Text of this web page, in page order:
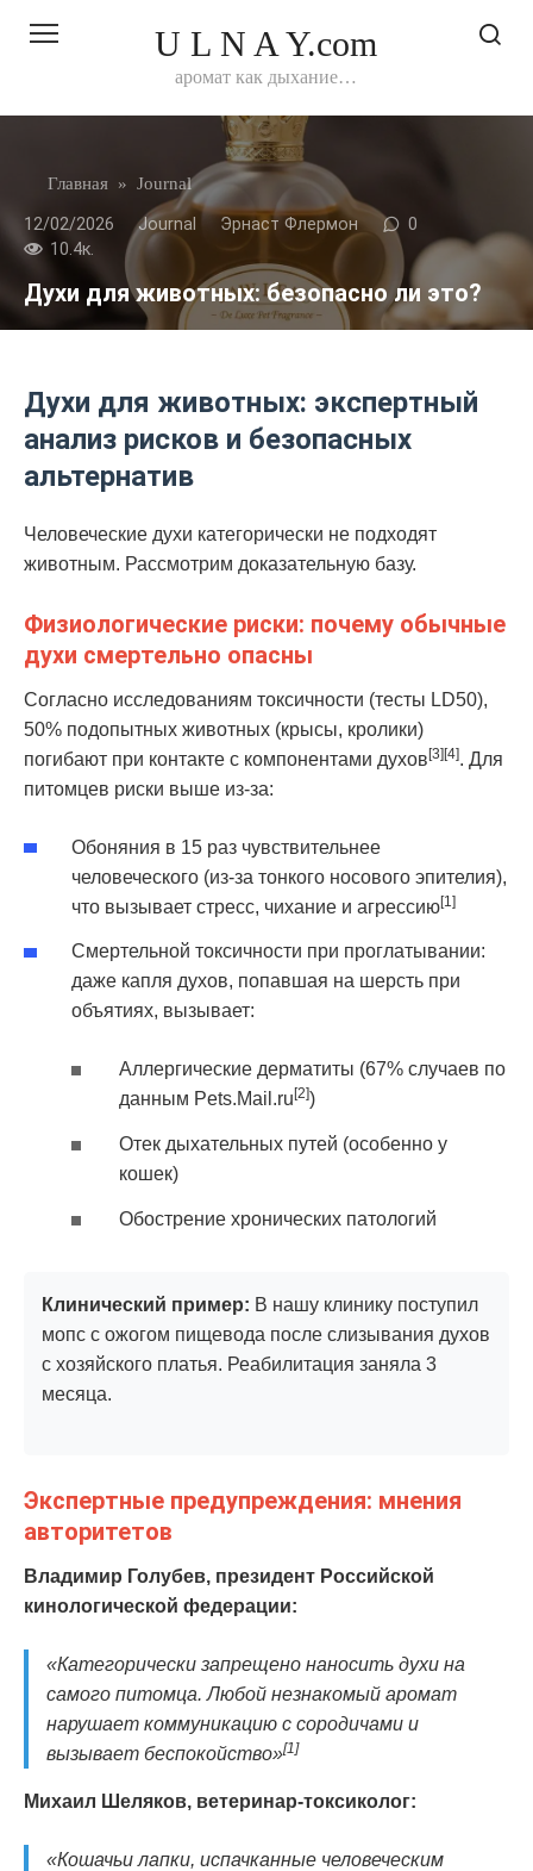
U L N A Y.com
аромат как дыхание…
Главная » Journal
12/02/2026 Journal Эрнаст Флермон
0
10.4к.
Духи для животных: безопасно ли это?
Духи для животных: экспертный
анализ рисков и безопасных
альтернатив
Человеческие духи категорически не подходят
животным. Рассмотрим доказательную базу.
Физиологические риски: почему обычные
духи смертельно опасны
Согласно исследованиям токсичности (тесты LD50),
50% подопытных животных (крысы, кролики)
погибают при контакте с компонентами духов[3][4]. Для
питомцев риски выше из-за:
Обоняния в 15 раз чувствительнее
человеческого (из-за тонкого носового эпителия),
что вызывает стресс, чихание и агрессию[1]
Смертельной токсичности при проглатывании:
даже капля духов, попавшая на шерсть при
объятиях, вызывает:
Аллергические дерматиты (67% случаев по
данным Pets.Mail.ru [2])
Отек дыхательных путей (особенно у
кошек)
Обострение хронических патологий
Клинический пример: В нашу клинику поступил
мопс с ожогом пищевода после слизывания духов
с хозяйского платья. Реабилитация заняла 3
месяца.
Экспертные предупреждения: мнения
авторитетов
Владимир Голубев, президент Российской
кинологической федерации:
«Категорически запрещено наносить духи на
самого питомца. Любой незнакомый аромат
нарушает коммуникацию с сородичами и
вызывает беспокойство»[1]
Михаил Шеляков, ветеринар-токсиколог:
«Кошачьи лапки, испачканные человеческим